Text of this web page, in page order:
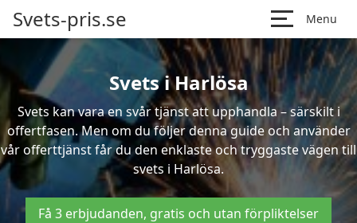
Svets-pris.se Menu
Svets i Harlösa
Svets kan vara en svår tjänst att upphandla – särskilt i
offertfasen. Men om du följer denna guide och använder
vår offerttjänst får du den enklaste och tryggaste vägen till
svets i Harlösa.
Få 3 erbjudanden, gratis och utan förpliktelser